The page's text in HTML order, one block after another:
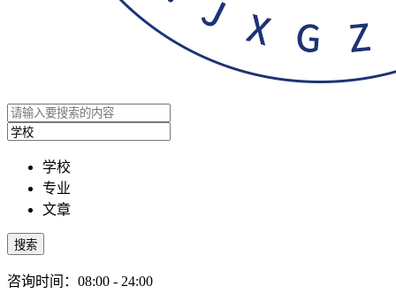
学校
专业
文章
搜索
咨询时间：08:00 - 24:00